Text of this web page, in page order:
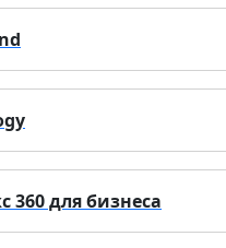
360 для бизнеса